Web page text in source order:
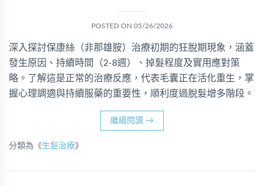
POSTED ON 05/26/2026
深入探討保康絲（非那雄胺）治療初期的狂脫期現象，涵蓋
發生原因、持續時間（2-8週）、掉髮程度及實用應對策
略。了解這是正常的治療反應，代表毛囊正在活化重生，掌
握心理調適與持續服藥的重要性，順利度過脫髮增多階段。
繼續閱讀 →
分類為《生髮治療》